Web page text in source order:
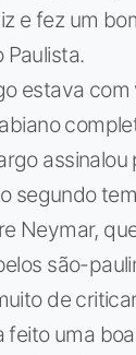
e fez um
Paulista.
estava
segundo
Neymar,
são-
de
feito uma